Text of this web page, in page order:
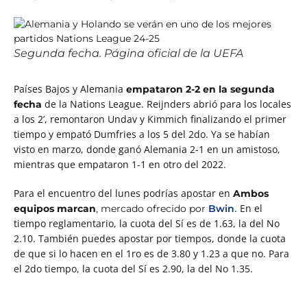
Segunda fecha. Página oficial de la UEFA
Países Bajos y Alemania empataron 2-2 en la segunda
fecha de la Nations League. Reijnders abrió para los locales
a los 2’, remontaron Undav y Kimmich finalizando el primer
tiempo y empató Dumfries a los 5 del 2do. Ya se habían
visto en marzo, donde ganó Alemania 2-1 en un amistoso,
mientras que empataron 1-1 en otro del 2022.
Para el encuentro del lunes podrías apostar en Ambos
equipos marcan, mercado ofrecido por Bwin. En el
tiempo reglamentario, la cuota del Sí es de 1.63, la del No
2.10. También puedes apostar por tiempos, donde la cuota
de que si lo hacen en el 1ro es de 3.80 y 1.23 a que no. Para
el 2do tiempo, la cuota del Sí es 2.90, la del No 1.35.